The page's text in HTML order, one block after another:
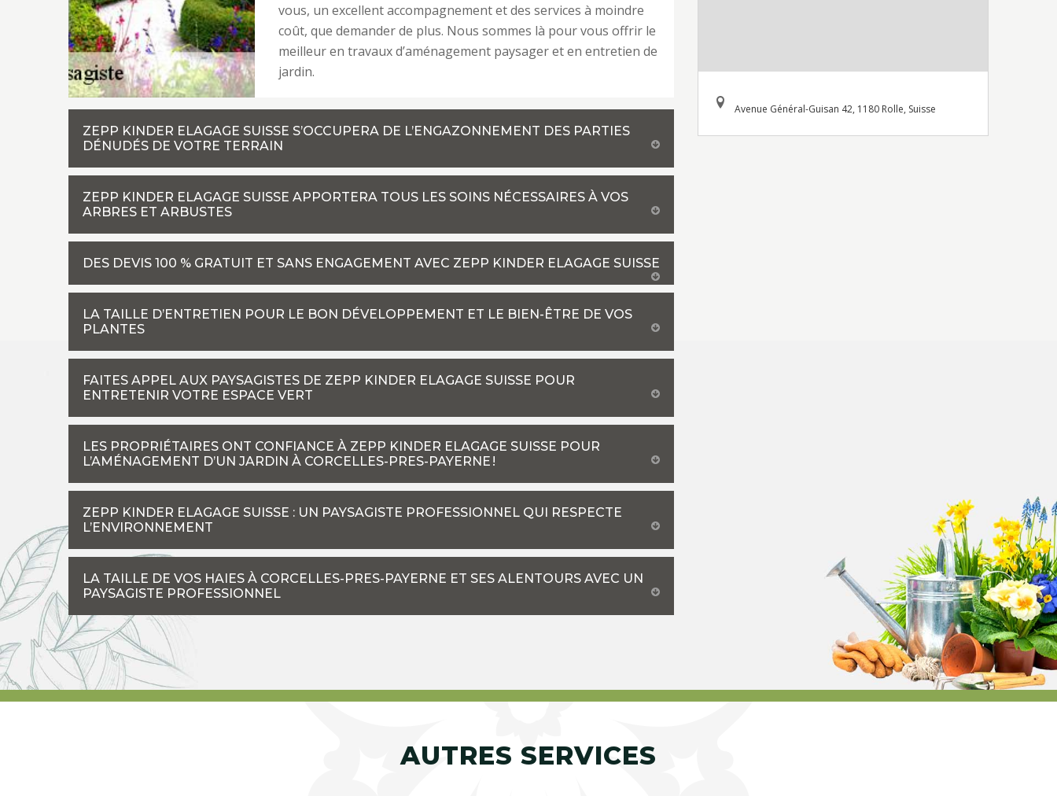
vous, un excellent accompagnement et des services à moindre
coût, que demander de plus. Nous sommes là pour vous offrir le
meilleur en travaux d’aménagement paysager et en entretien de
jardin.
ZEPP KINDER ELAGAGE SUISSE S’OCCUPERA DE L’ENGAZONNEMENT DES PARTIES
DÉNUDÉS DE VOTRE TERRAIN
ZEPP KINDER ELAGAGE SUISSE APPORTERA TOUS LES SOINS NÉCESSAIRES À VOS
ARBRES ET ARBUSTES
DES DEVIS 100 % GRATUIT ET SANS ENGAGEMENT AVEC ZEPP KINDER ELAGAGE SUISSE
LA TAILLE D’ENTRETIEN POUR LE BON DÉVELOPPEMENT ET LE BIEN-ÊTRE DE VOS
PLANTES
FAITES APPEL AUX PAYSAGISTES DE ZEPP KINDER ELAGAGE SUISSE POUR
ENTRETENIR VOTRE ESPACE VERT
LES PROPRIÉTAIRES ONT CONFIANCE À ZEPP KINDER ELAGAGE SUISSE POUR
L’AMÉNAGEMENT D’UN JARDIN À CORCELLES-PRES-PAYERNE !
ZEPP KINDER ELAGAGE SUISSE : UN PAYSAGISTE PROFESSIONNEL QUI RESPECTE
L’ENVIRONNEMENT
LA TAILLE DE VOS HAIES À CORCELLES-PRES-PAYERNE ET SES ALENTOURS AVEC UN
PAYSAGISTE PROFESSIONNEL
Avenue Général-Guisan 42, 1180 Rolle, Suisse
AUTRES SERVICES